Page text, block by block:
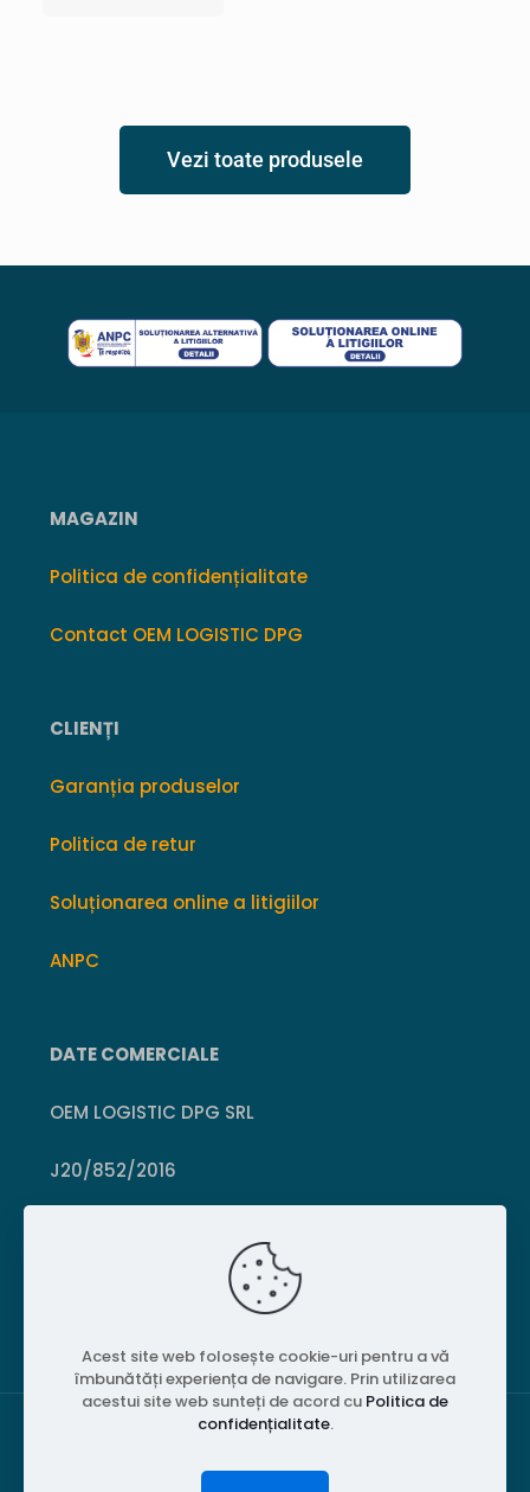
Vezi toate produsele
MAGAZIN
Politica de confidențialitate
Contact OEM LOGISTIC DPG
CLIENȚI
Garanția produselor
Politica de retur
Soluționarea online a litigiilor
ANPC
DATE COMERCIALE
OEM LOGISTIC DPG SRL
J20/852/2016
Crișcior, Hunedoara
Acest site web folosește cookie-uri pentru a vă
îmbunătăți experiența de navigare. Prin utilizarea
acestui site web sunteți de acord cu Politica de
confidențialitate.